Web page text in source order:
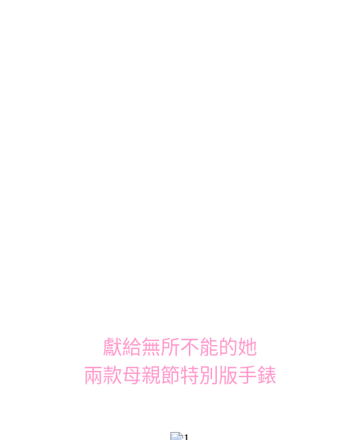
獻給無所不能的她
兩款母親節特別版手錶